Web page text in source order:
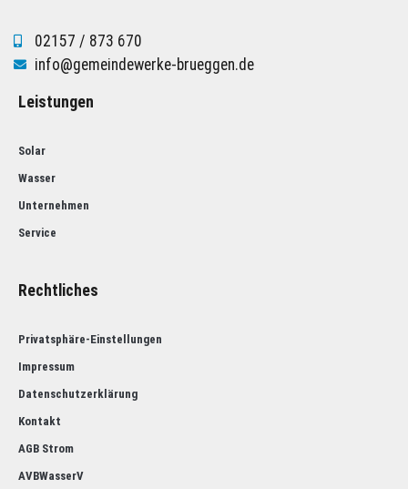
02157 / 873 670
info@gemeindewerke-brueggen.de
Leistungen
Solar
Wasser
Unternehmen
Service
Rechtliches
Privatsphäre-Einstellungen
Impressum
Datenschutzerklärung
Kontakt
AGB Strom
AVBWasserV